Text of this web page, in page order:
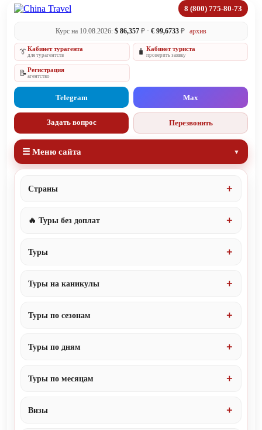
8 (800) 775-80-73
Курс на 10.08.2026: $ 86,357 ₽ · € 99,6733 ₽ архив
👔Кабинет турагента
для турагентств 🧳 Кабинет туриста
проверить заявку
📝Регистрация
агентство
Telegram Max
Задать вопрос Перезвонить
☰ Меню сайта
Страны
🔥 Туры без доплат
Туры
Туры на каникулы
Туры по сезонам
Туры по дням
Туры по месяцам
Визы